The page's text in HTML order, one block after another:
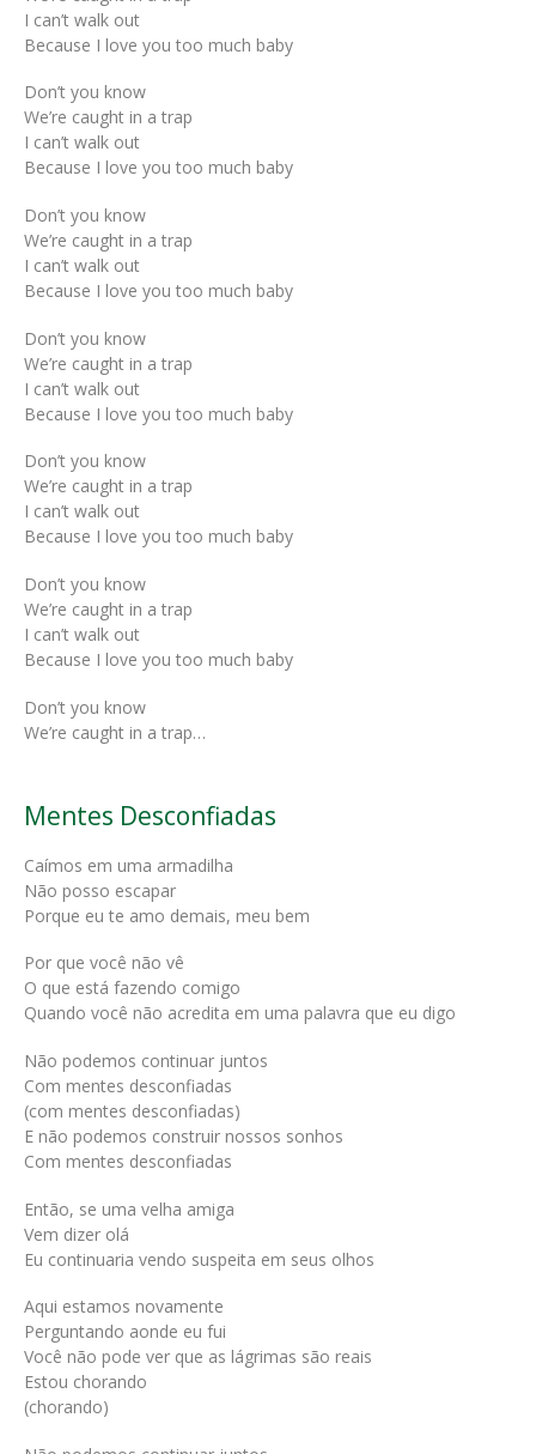
I can’t walk out
Because I love you too much baby
Don’t you know
We’re caught in a trap
I can’t walk out
Because I love you too much baby
Don’t you know
We’re caught in a trap
I can’t walk out
Because I love you too much baby
Don’t you know
We’re caught in a trap
I can’t walk out
Because I love you too much baby
Don’t you know
We’re caught in a trap
I can’t walk out
Because I love you too much baby
Don’t you know
We’re caught in a trap
I can’t walk out
Because I love you too much baby
Don’t you know
We’re caught in a trap…
Mentes Desconfiadas
Caímos em uma armadilha
Não posso escapar
Porque eu te amo demais, meu bem
Por que você não vê
O que está fazendo comigo
Quando você não acredita em uma palavra que eu digo
Não podemos continuar juntos
Com mentes desconfiadas
(com mentes desconfiadas)
E não podemos construir nossos sonhos
Com mentes desconfiadas
Então, se uma velha amiga
Vem dizer olá
Eu continuaria vendo suspeita em seus olhos
Aqui estamos novamente
Perguntando aonde eu fui
Você não pode ver que as lágrimas são reais
Estou chorando
(chorando)